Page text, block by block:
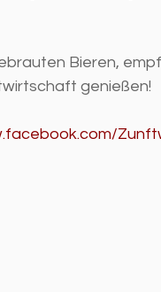
Bieren,
genießen!